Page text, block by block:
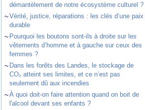
démantèlement de notre écosystème culturel ?
~Vérité, justice, réparations : les clés d’une paix
durable
~ Pourquoi les boutons sont-ils à droite sur les
vêtements d’homme et à gauche sur ceux des
femmes ?
~ Dans les forêts des Landes, le stockage de
CO₂ atteint ses limites, et ce n’est pas
seulement dû aux incendies
~À quoi doit-on faire attention quand on boit de
l'alcool devant ses enfants ?